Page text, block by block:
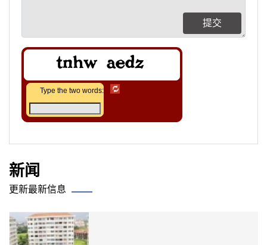
提交
Type the two words:
新闻
更新最新信息